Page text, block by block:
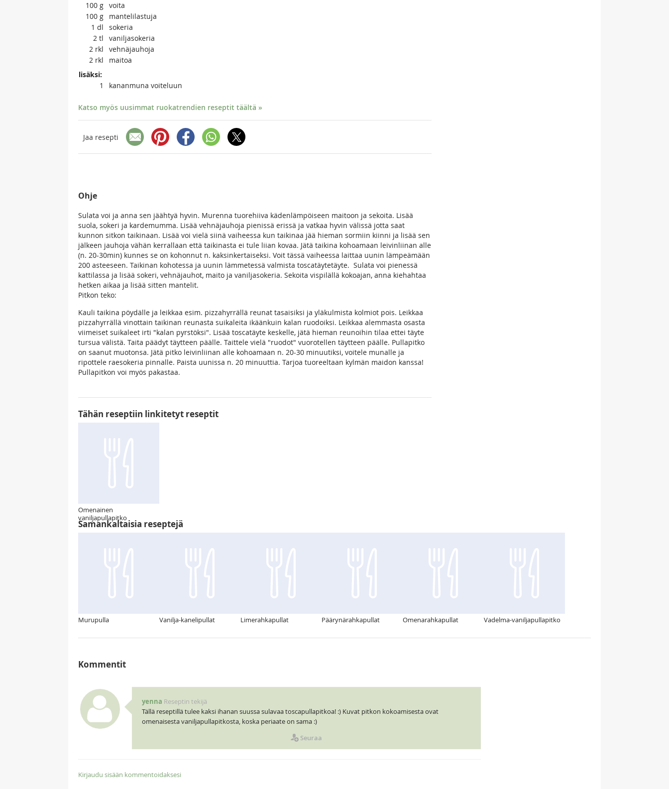
100 g voita
100 g
mantelilastuja
1 dl
sokeria
2 tl
vaniljasokeria
2 rkl
vehnäjauhoja
2 rkl
maitoa
lisäksi:
1
kananmuna voiteluun
Katso myös uusimmat ruokatrendien reseptit täältä »
Jaa resepti
Ohje
Sulata voi ja anna sen jäähtyä hyvin. Murenna tuorehiiva kädenlämpöiseen maitoon ja sekoita. Lisää
suola, sokeri ja kardemumma. Lisää vehnäjauhoja pienissä erissä ja vatkaa hyvin välissä jotta saat
kunnon sitkon taikinaan. Lisää voi vielä siinä vaiheessa kun taikinaa jää hieman sormiin kiinni ja lisää sen
jälkeen jauhoja vähän kerrallaan että taikinasta ei tule liian kovaa. Jätä taikina kohoamaan leivinliinan alle
(n. 20-30min) kunnes se on kohonnut n. kaksinkertaiseksi. Voit tässä vaiheessa laittaa uunin lämpeämään
200 asteeseen. Taikinan kohotessa ja uunin lämmetessä valmista toscatäytetäyte. Sulata voi pienessä
kattilassa ja lisää sokeri, vehnäjauhot, maito ja vaniljasokeria. Sekoita vispilällä kokoajan, anna kiehahtaa
hetken aikaa ja lisää sitten mantelit.
Pitkon teko:
Kauli taikina pöydälle ja leikkaa esim. pizzahyrrällä reunat tasaisiksi ja yläkulmista kolmiot pois. Leikkaa
pizzahyrrällä vinottain taikinan reunasta suikaleita ikäänkuin kalan ruodoiksi. Leikkaa alemmasta osasta
viimeiset suikaleet irti "kalan pyrstöksi". Lisää toscatäyte keskelle, jätä hieman reunoihin tilaa ettei täyte
tursua välistä. Taita päädyt täytteen päälle. Taittele vielä "ruodot" vuorotellen täytteen päälle. Pullapitko
on saanut muotonsa. Jätä pitko leivinliinan alle kohoamaan n. 20-30 minuutiksi, voitele munalle ja
ripottele raesokeria pinnalle. Paista uunissa n. 20 minuuttia. Tarjoa tuoreeltaan kylmän maidon kanssa!
Pullapitkon voi myös pakastaa.
Tähän reseptiin linkitetyt reseptit
Omenainen
vaniljapullapitko
Samankaltaisia reseptejä
Murupulla Vanilja-kanelipullat Limerahkapullat Päärynärahkapullat Omenarahkapullat Vadelma-vaniljapullapitko
Kommentit
yenna Reseptin tekijä
Tällä reseptillä tulee kaksi ihanan suussa sulavaa toscapullapitkoa! :) Kuvat pitkon kokoamisesta ovat
omenaisesta vaniljapullapitkosta, koska periaate on sama :)
Seuraa
Kirjaudu sisään kommentoidaksesi